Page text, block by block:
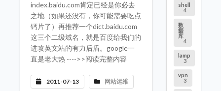
index.baidu.com肯定已经是你必去
之地（如果还没有，你可能需要吃点
钙片了）再推荐一个dict.baidu.com
这三个二级域名，就是百度给我们的
进攻英文站的有力后盾。google一
直是老大热 ---->>阅读完整内容
2011-07-13 网站运维
shell
4
数
据
库
4
lamp
3
vpn
3